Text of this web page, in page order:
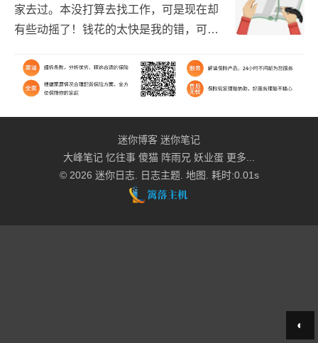
家去过。本没打算去找工作，可是现在却
有些动摇了！钱花的太快是我的错，可是
选择，安心学习还是挣钱继续挥霍？可惜
我的意志一直薄弱，...
迷你博客 迷你笔记
大峰笔记 忆往事 傻猫 阵雨兄 妖业蛋 更多...
© 2026 迷你日志. 日志主题. 地图 . 耗时:0.01s
◐